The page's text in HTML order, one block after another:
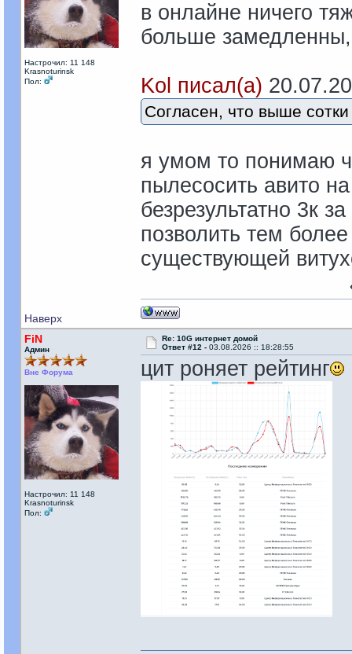
Настрочил: 11 148
Krasnoturinsk
Пол:
в онлайне ничего
больше
Kol писал(а)
Согласен, что выше
я умом то понимаю
пылесосить авито
безрезультатно 3к
позволить тем
существующей
Наверх
FiN
Админ
Вне Форума
Настрочил: 11 148
Krasnoturinsk
Пол:
Re: 10G интернет домой
Ответ #12 - 03.08.2026 :: 18:28:55
цит роняет рейтинг